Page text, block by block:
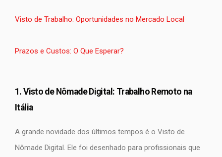
Visto de Trabalho: Oportunidades no Mercado Local
Prazos e Custos: O Que Esperar?
1. Visto de Nômade Digital: Trabalho Remoto na
Itália
A grande novidade dos últimos tempos é o Visto de
Nômade Digital. Ele foi desenhado para profissionais que